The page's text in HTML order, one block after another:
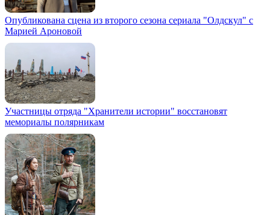
Опубликована сцена из второго сезона сериала "Олдскул" с
Марией Ароновой
Участницы отряда "Хранители истории" восстановят
мемориалы полярникам